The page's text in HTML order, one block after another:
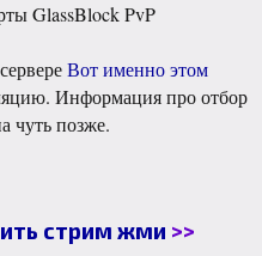
GlassBlock PvP
Вот именно этом
Информация про отбор
чуть позже.
стрим жми >>